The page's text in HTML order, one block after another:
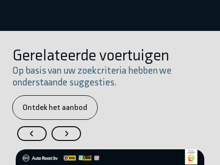
Gerelateerde voertuigen
Op basis van uw zoekcriteria hebben we
onderstaande suggesties.
Ontdek het aanbod